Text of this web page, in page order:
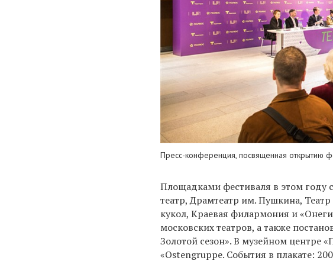
Пресс-конференция, посвященная открытию
Площадками фестиваля в этом году
театр, Драмтеатр им. Пушкина,
кукол, Краевая филармония и
московских театров, а также
Золотой сезон». В музейном центре
«Ostengruppe. События в плакате: